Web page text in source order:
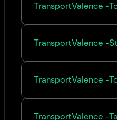
TransportValence -
TransportValence -
TransportValence -
TransportValence -